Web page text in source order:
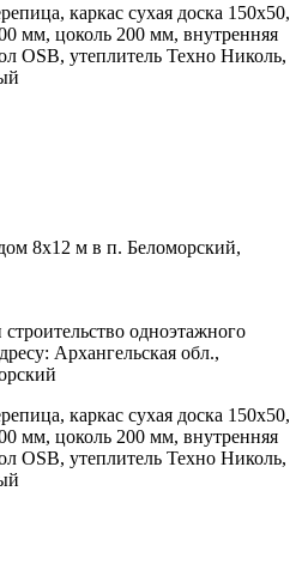
каркас сухая доска 150х50,
мм, цоколь 200 мм, внутренняя
OSB, утеплитель Техно Николь,
8х12 м в п. Беломорский,
одноэтажного
Архангельская обл.,
каркас сухая доска 150х50,
мм, цоколь 200 мм, внутренняя
OSB, утеплитель Техно Николь,